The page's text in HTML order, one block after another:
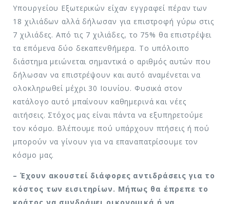
Υπουργείου Εξωτερικών είχαν εγγραφεί πέραν των
18 χιλιάδων αλλά δήλωσαν για επιστροφή γύρω στις
7 χιλιάδες. Από τις 7 χιλιάδες, το 75% θα επιστρέψει
τα επόμενα δύο δεκαπενθήμερα. Το υπόλοιπο
διάστημα μειώνεται σημαντικά ο αριθμός αυτών που
δήλωσαν να επιστρέψουν και αυτό αναμένεται να
ολοκληρωθεί μέχρι 30 Ιουνίου. Φυσικά στον
κατάλογο αυτό μπαίνουν καθημερινά και νέες
αιτήσεις. Στόχος μας είναι πάντα να εξυπηρετούμε
τον κόσμο. Βλέπουμε πού υπάρχουν πτήσεις ή πού
μπορούν να γίνουν για να επαναπατρίσουμε τον
κόσμο μας.
– Έχουν ακουστεί διάφορες αντιδράσεις για το
κόστος των εισιτηρίων. Μήπως θα έπρεπε το
κράτος να συνδράμει οικονομικά ή να